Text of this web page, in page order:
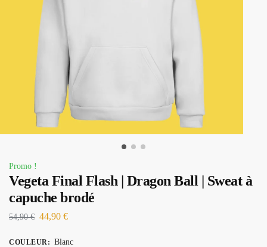
Promo !
Vegeta Final Flash | Dragon Ball | Sweat à
capuche brodé
54,90€ 44,90 €
COULEUR : Blanc